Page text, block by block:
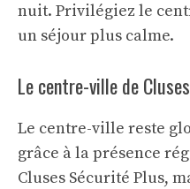
nuit. Privilégiez le
un séjour plus calme.
Le centre-ville de
Le centre-ville reste
grâce à la présence
Cluses Sécurité Plus,